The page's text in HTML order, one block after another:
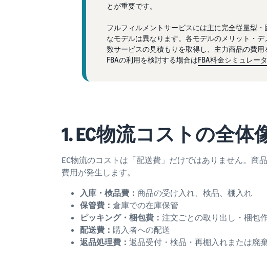
とが重要です。
フルフィルメントサービスには主に完全従量型
なモデルは異なります。各モデルのメリット・
数サービスの見積もりを取得し、主力商品の費用
FBAの利用を検討する場合はFBA料金シミュレー
1. EC物流コストの全体
EC物流のコストは「配送費」だけではありません。
費用が発生します。
入庫・検品費： 商品の受け入れ、検品、棚入れ
保管費： 倉庫での在庫保管
ピッキング・梱包費： 注文ごとの取り出し・梱包
配送費： 購入者への配送
返品処理費： 返品受付・検品・再棚入れまたは廃